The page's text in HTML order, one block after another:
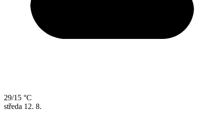
29/15 °C
středa 12. 8.